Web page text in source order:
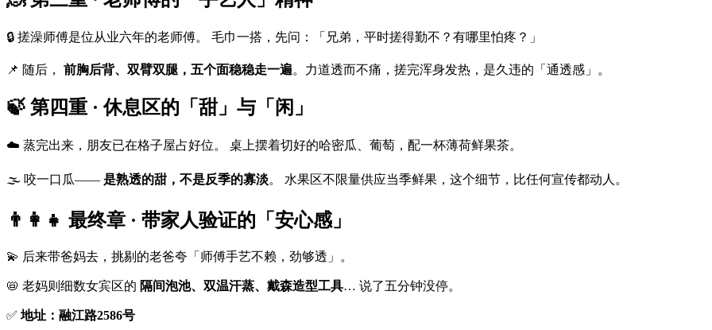
🔒 搓澡师傅是位从业六年的老师傅。 毛巾一搭，先问：「兄弟，平时搓得勤不？有哪里怕疼？」
📌 随后， 前胸后背、双臂双腿，五个面稳稳走一遍。力道透而不痛，搓完浑身发热，是久违的「通透感」。
🍃 第四重 · 休息区的「甜」与「闲」
☁️ 蒸完出来，朋友已在格子屋占好位。 桌上摆着切好的哈密瓜、葡萄，配一杯薄荷鲜果茶。
🌫️ 咬一口瓜—— 是熟透的甜，不是反季的寡淡。 水果区不限量供应当季鲜果，这个细节，比任何宣传都动人。
👨‍👩‍👧 最终章 · 带家人验证的「安心感」
💫 后来带爸妈去，挑剔的老爸夸「师傅手艺不赖，劲够透」。
📛 老妈则细数女宾区的 隔间泡池、双温汗蒸、戴森造型工具… 说了五分钟没停。
✅ 地址：融江路2586号